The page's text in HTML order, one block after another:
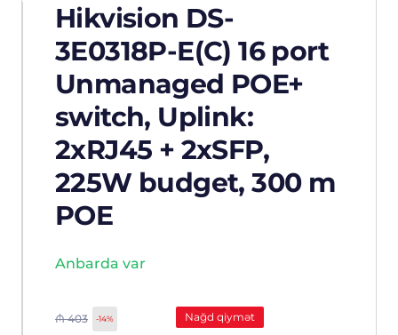
Hikvision DS-
3E0318P-E(C) 16 port
Unmanaged POE+
switch, Uplink:
2xRJ45 + 2xSFP,
225W budget, 300 m
POE
Anbarda var
₼403 -14% Nağd qiymət